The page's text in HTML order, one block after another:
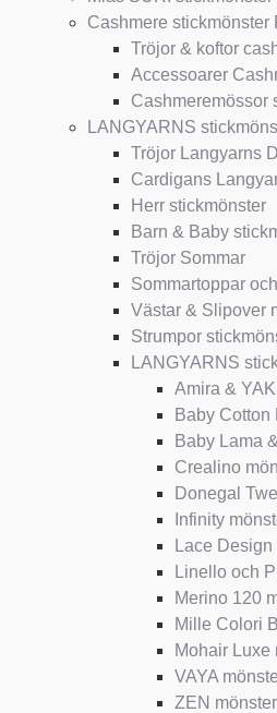
Cashmere stickmönster
Tröjor & koftor
Accessoarer
Cashmeremössor
LANGYARNS
Tröjor Langyarns
Cardigans
Herr stickmönster
Barn & Baby
Tröjor Sommar
Sommartoppar
Västar & Slipover
Strumpor
LANGYARNS
Amira &
Baby Cotton
Baby Lama
Crealino
Donegal
Infinity
Lace Design
Linello och
Merino 120
Mille Colori
Mohair Luxe
VAYA
ZEN mönster